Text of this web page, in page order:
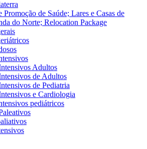
Promoção de Saúde; Lares e Casas de
do Norte; Relocation Package
Adultos
de Adultos
de Pediatria
e Cardiologia
pediátricos